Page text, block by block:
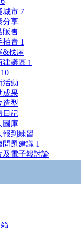
城市 7
分享
販售
拍賣 1
&找屋
建議區 1
10
活動
成果
造型
日記
圖庫
報到練習
問題建議 1
及電子報討論